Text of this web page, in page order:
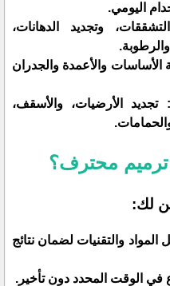
اليومي.
وتجديد الدهانات،
الأساسات والأعمدة والجدران
تجديد الأرضيات، والأسقف،
ترميم محترف؟
لك:
والتقنيات لضمان نتائج
في الوقت المحدد دون تأخير.